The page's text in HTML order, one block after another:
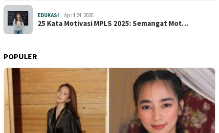
EDUKASI April 24, 2026
25 Kata Motivasi MPLS 2025: Semangat Mot…
POPULER